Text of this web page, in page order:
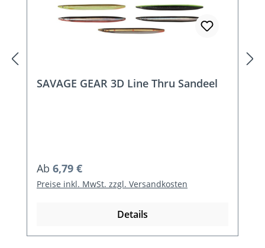
SAVAGE GEAR 3D Line Thru Sandeel
Regulärer Preis:
Ab 6,79 €
Preise inkl. MwSt. zzgl. Versandkosten
Details